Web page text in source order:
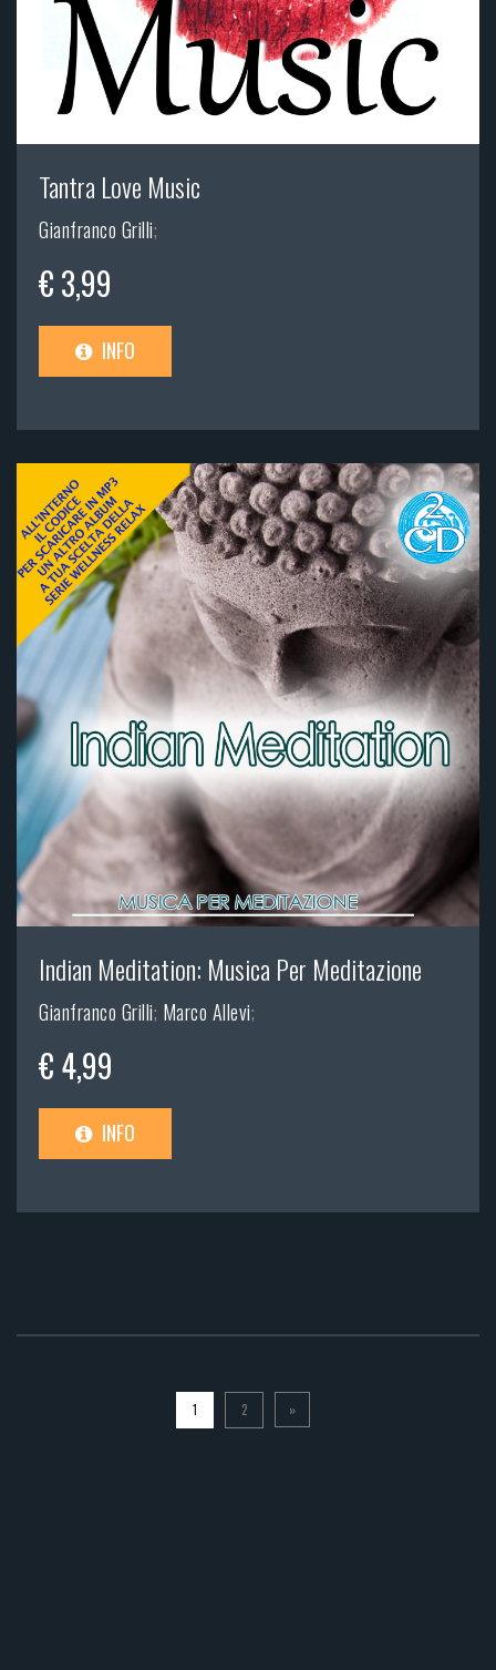
Tantra Love Music
Gianfranco Grilli;
€ 3,99
INFO
Indian Meditation: Musica Per Meditazione
Gianfranco Grilli; Marco Allevi;
€ 4,99
INFO
1 2 »